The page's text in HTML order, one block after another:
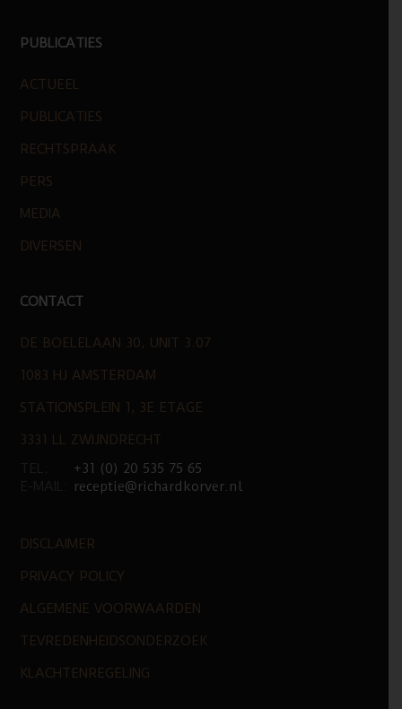
PUBLICATIES
ACTUEEL
PUBLICATIES
RECHTSPRAAK
PERS
MEDIA
DIVERSEN
CONTACT
DE BOELELAAN 30, UNIT 3.07
1083 HJ AMSTERDAM
STATIONSPLEIN 1, 3E ETAGE
3331 LL ZWIJNDRECHT
+31 (0) 20 535 75 65
receptie@richardkorver.nl
DISCLAIMER
PRIVACY POLICY
ALGEMENE VOORWAARDEN
TEVREDENHEIDSONDERZOEK
KLACHTENREGELING